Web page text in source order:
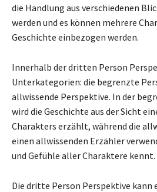
die Handlung aus verschiedenen
werden und es können mehrere
Geschichte einbezogen werden.
Innerhalb der dritten Person
Unterkategorien: die begrenzte
allwissende Perspektive. In der
wird die Geschichte aus der Sicht
Charakters erzählt, während die
einen allwissenden Erzähler
und Gefühle aller Charaktere kennt.
Die dritte Person Perspektive kann